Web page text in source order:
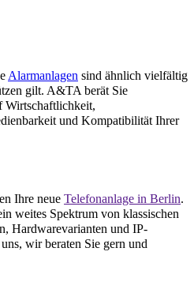
Alarmanlagen sind ähnlich vielfältig
gilt. A&TA berät Sie
Wirtschaftlichkeit,
und Kompatibilität Ihrer
Ihre neue Telefonanlage in Berlin.
weites Spektrum von klassischen
Hardwarevarianten und IP-
wir beraten Sie gern und